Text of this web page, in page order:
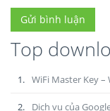
Top
1. WiFi Master Key –
2. Dịch vụ của